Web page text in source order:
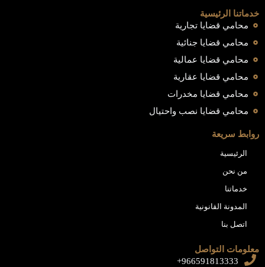
خدماتنا الرئيسية
محامي قضايا تجارية
محامي قضايا جنائية
محامي قضايا عمالية
محامي قضايا عقارية
محامي قضايا مخدرات
محامي قضايا نصب واحتيال
روابط سريعة
الرئيسية
من نحن
خدماتنا
المدونة القانونية
اتصل بنا
معلومات التواصل
966591813333+